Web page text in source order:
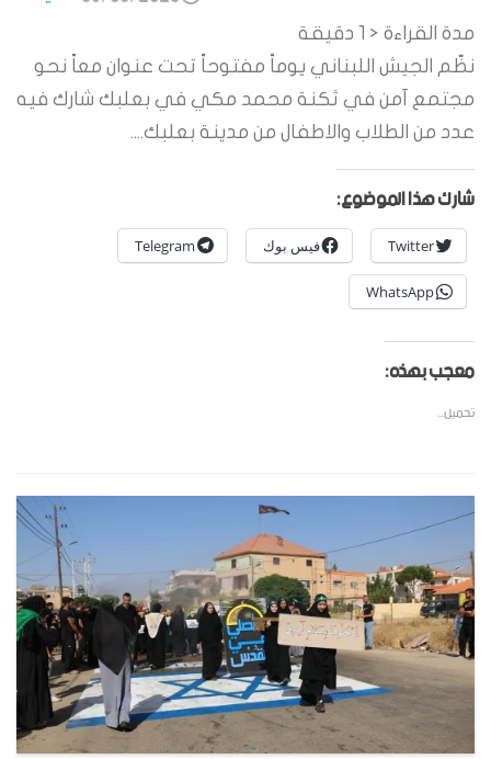
مدة القراءة < 1
دقيقة
نظّم الجيش اللبناني يوماً مفتوحاً تحت عنوان معاً نحو
مجتمع آمن في ثكنة محمد مكي في بعلبك شارك فيه
عدد من الطلاب والاطفال من مدينة بعلبك....
شارك هذا الموضوع:
Twitter فيس بوك Telegram
WhatsApp
معجب بهذه:
تحميل...